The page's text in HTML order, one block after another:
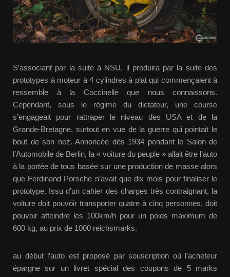
S’associant par la suite à NSU, il produira par la suite des
prototypes à moteur à 4 cylindres à plat qui commençaient à
ressemble à la Coccinelle que nous connaissons.
Cependant, sous le régime du dictateur, une course
s’engageait pour rattraper le niveau des USA et de la
Grande-Bretagne, surtout en vue de la guerre qui pointait le
bout de son nez. Annoncée dès 1934 pendant le Salon de
l’Automobile de Berlin, la « voiture du peuple » allait être l’auto
à la portée de tous basée sur une production de masse alors
que Ferdinand Porsche n’avait que dix mois pour finaliser le
prototype. Issu d’un cahier des charges très contraignant, la
voiture doit pouvoir transporter quatre à cinq personnes, doit
pouvoir atteindre les 100km/h pour un poids maximum de
600 kg, au prix de 1000 reichsmarks.
au début l’auto est proposé par souscription où l’acheteur
épargne sur un livret spécial des coupons de 5 marks